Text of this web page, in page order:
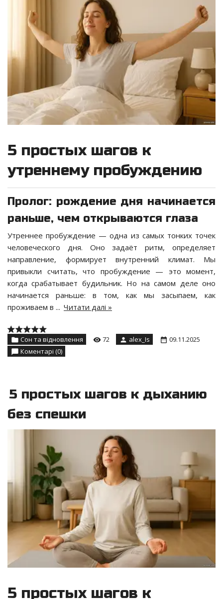
5 простых шагов к
утреннему пробуждению
Пролог: рождение дня начинается
раньше, чем открываются глаза
Утреннее пробуждение — одна из самых тонких точек
человеческого дня. Оно задаёт ритм, определяет
направление, формирует внутренний климат. Мы
привыкли считать, что пробуждение — это момент,
когда срабатывает будильник. Но на самом деле оно
начинается раньше: в том, как мы засыпаем, как
проживаем в ... Читати далі »
Сон та відновлення 72 alex_Is
09.11.2025
Коментарі (0)
5 простых шагов к дыханию
без спешки
5 простых шагов к